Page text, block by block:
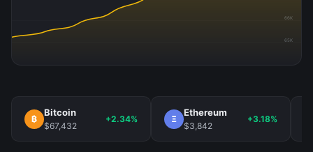
66K
65K
₿
Bitcoin
$67,432
+2.34% Ξ
Ethereum
$3,842
+3.18%